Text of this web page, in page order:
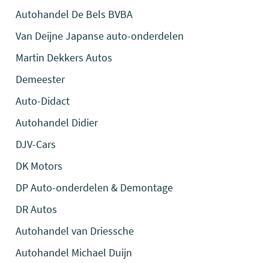
Autohandel De Bels BVBA
Van Deijne Japanse auto-onderdelen
Martin Dekkers Autos
Demeester
Auto-Didact
Autohandel Didier
DJV-Cars
DK Motors
DP Auto-onderdelen & Demontage
DR Autos
Autohandel van Driessche
Autohandel Michael Duijn